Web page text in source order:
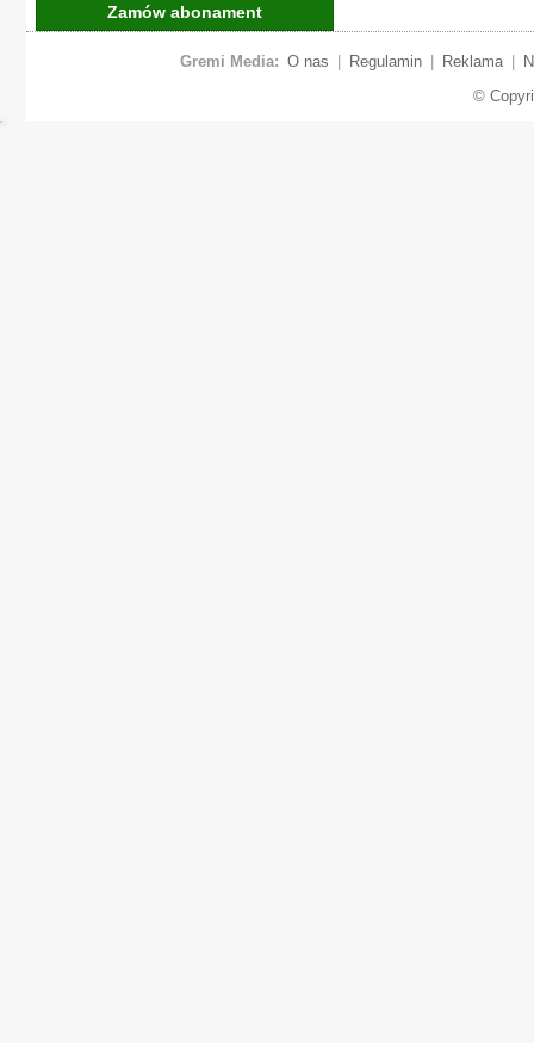
Zamów abonament
Gremi Media: O nas Regulamin Reklama
©